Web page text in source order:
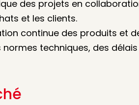
des projets en
et les clients.
continue des produits et
techniques, des